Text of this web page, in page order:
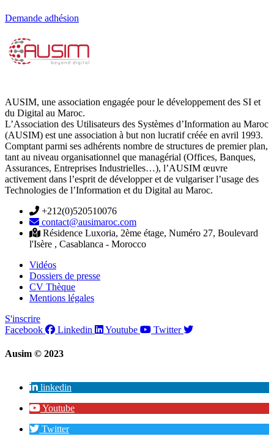
Demande adhésion
AUSIM, une association engagée pour le développement des SI et
du Digital au Maroc.
L’Association des Utilisateurs des Systèmes d’Information au Maroc
(AUSIM) est une association à but non lucratif créée en avril 1993.
Comptant parmi ses adhérents nombre de structures de premier plan,
tant au niveau organisationnel que managérial (Offices, Banques,
Assurances, Entreprises Industrielles…), l’AUSIM œuvre
activement dans l’esprit de développer et de vulgariser l’usage des
Technologies de l’Information et du Digital au Maroc.
+212(0)520510076
contact@ausimaroc.com
Résidence Luxoria, 2ème étage, Numéro 27, Boulevard
l'Isère , Casablanca - Morocco
Vidéos
Dossiers de presse
CV Thèque
Mentions légales
S'inscrire
Facebook
Linkedin Youtube Twitter
Ausim © 2023
linkedin
Youtube
Twitter